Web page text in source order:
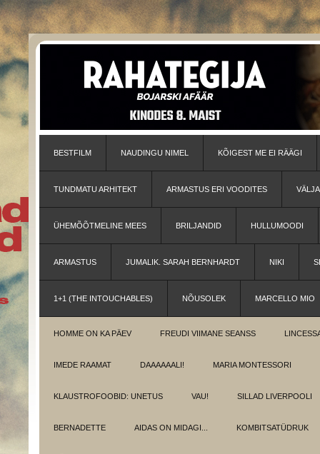
BESTFILM NAUDINGU NIMEL KÕIGEST ME EI RÄÄGI
TUNDMATU ARHITEKT ARMASTUS ERI VOODITES
ÜHEMÕÕTMELINE MEES BRILJANDID HULLUMOODI
ARMASTUS JUMALIK. SARAH BERNHARDT NIKI
1+1 (THE INTOUCHABLES) NÕUSOLEK MARCELLO MIO
HOMME ON KA PÄEV FREUDI VIIMANE SEANSS
IMEDE RAAMAT DAAAAAALI! MARIA MONTESSORI
KLAUSTROFOOBID: UNETUS VAU! SILLAD LIVERPOOLI
BERNADETTE AIDAS ON MIDAGI... KOMBITSATÜDRUK